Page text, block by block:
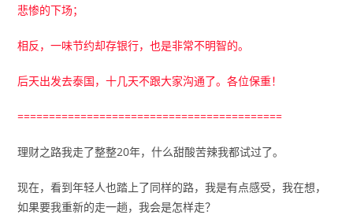
悲惨的下场；
相反，一味节约却存银行，也是非常不明智的。
后天出发去泰国，十几天不跟大家沟通了。各位保重！
==========================================
理财之路我走了整整20年，什么甜酸苦辣我都试过了。
现在，看到年轻人也踏上了同样的路，我是有点感受，我在想，
如果要我重新的走一趟，我会是怎样走？